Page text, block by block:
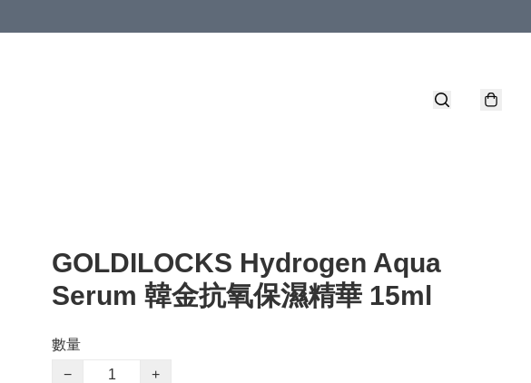
GOLDILOCKS Hydrogen Aqua
Serum 韓金抗氧保濕精華 15ml
數量
−
+